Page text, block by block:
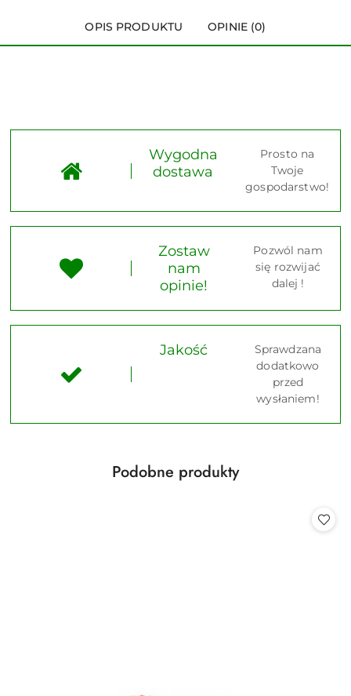
OPIS PRODUKTU OPINIE (0)
Wygodna
dostawa
Prosto na
Twoje
gospodarstwo!
Zostaw
nam
opinie!
Pozwól nam
się rozwijać
dalej !
Jakość
Sprawdzana
dodatkowo
przed
wysłaniem!
Pomiń karuzelę produktów
Produkty
Podobne produkty